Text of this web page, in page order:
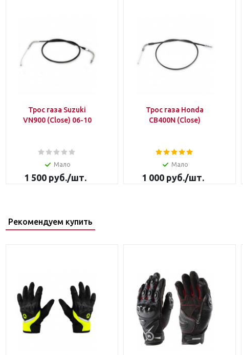
Трос газа Suzuki
VN900 (Close) 06-10
Мало
1 500 руб./шт.
Трос газа Honda
CB400N (Close)
Мало
1 000 руб./шт.
Рекомендуем купить